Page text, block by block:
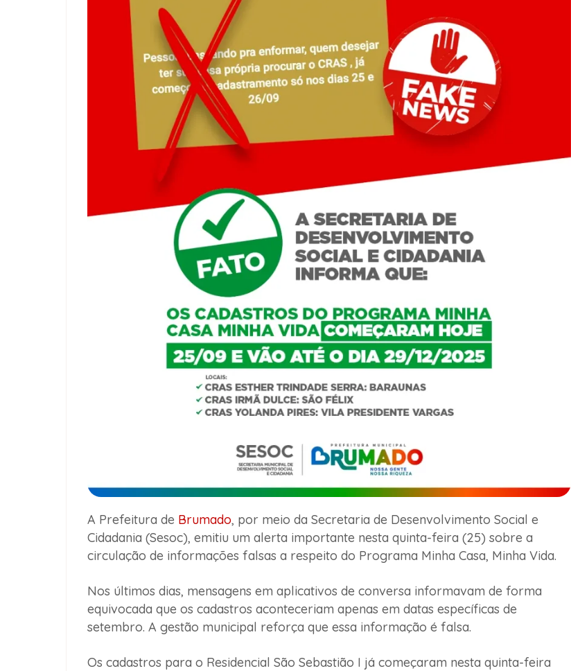
A Prefeitura de Brumado, por meio da Secretaria de Desenvolvimento Social e
Cidadania (Sesoc), emitiu um alerta importante nesta quinta-feira (25) sobre a
circulação de informações falsas a respeito do Programa Minha Casa, Minha Vida.
Nos últimos dias, mensagens em aplicativos de conversa informavam de forma
equivocada que os cadastros aconteceriam apenas em datas específicas de
setembro. A gestão municipal reforça que essa informação é falsa.
Os cadastros para o Residencial São Sebastião I já começaram nesta quinta-feira